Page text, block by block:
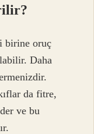
birine oruç
Daha
da fitre,
ve bu